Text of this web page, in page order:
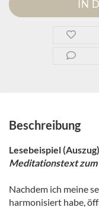
Beschreibung
Lesebeispiel
Meditationstext
Nachdem ich meine
harmonisiert habe,